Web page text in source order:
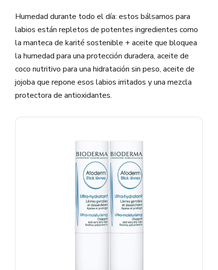
Humedad durante todo el día: estos bálsamos para
labios están repletos de potentes ingredientes como
la manteca de karité sostenible + aceite que bloquea
la humedad para una protección duradera, aceite de
coco nutritivo para una hidratación sin peso, aceite de
jojoba que repone esos labios irritados y una mezcla
protectora de antioxidantes.